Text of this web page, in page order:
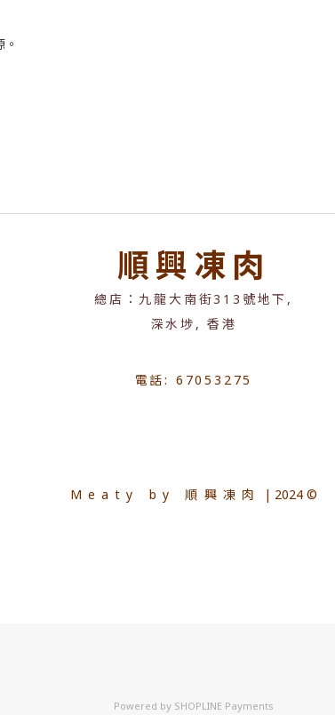
順興凍肉
總店：九龍大南街313號地下,
深水埗, 香港
電話: 67053275
Meaty by 順興凍肉 | 2024 ©
Powered by SHOPLINE Payments